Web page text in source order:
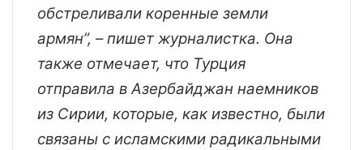
обстреливали коренные земли
армян”, – пишет журналистка. Она
также отмечает, что Турция
отправила в Азербайджан наемников
из Сирии, которые, как известно, были
связаны с исламскими радикальными